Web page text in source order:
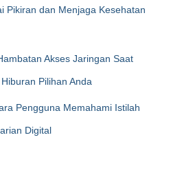
Pikiran dan Menjaga Kesehatan
Akses Jaringan Saat
Pilihan Anda
Pengguna Memahami Istilah
Digital